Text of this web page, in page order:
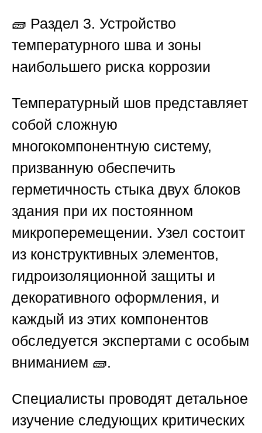
🧱 Раздел 3. Устройство
температурного шва и зоны
наибольшего риска коррозии
Температурный шов представляет
собой сложную
многокомпонентную систему,
призванную обеспечить
герметичность стыка двух блоков
здания при их постоянном
микроперемещении. Узел состоит
из конструктивных элементов,
гидроизоляционной защиты и
декоративного оформления, и
каждый из этих компонентов
обследуется экспертами с особым
вниманием 🧱.
Специалисты проводят детальное
изучение следующих критических